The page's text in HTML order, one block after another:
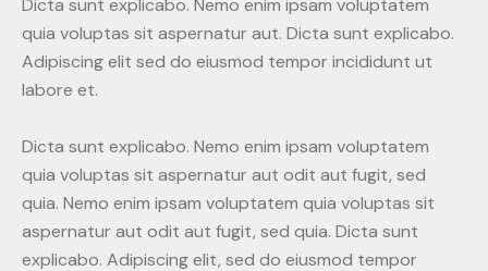
Dicta sunt explicabo. Nemo enim ipsam voluptatem
quia voluptas sit aspernatur aut. Dicta sunt explicabo.
Adipiscing elit sed do eiusmod tempor incididunt ut
labore et.
Dicta sunt explicabo. Nemo enim ipsam voluptatem
quia voluptas sit aspernatur aut odit aut fugit, sed
quia. Nemo enim ipsam voluptatem quia voluptas sit
aspernatur aut odit aut fugit, sed quia. Dicta sunt
explicabo. Adipiscing elit, sed do eiusmod tempor